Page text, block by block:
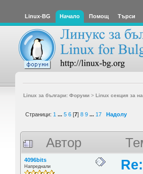
Linux-BG Начало Помощ Търси
Linux за българи: Форуми> Linux секция за
Страници: 1 ... 5 6 [7] 8 9 ... 17 Надолу
Автор
4096bits
Напреднали